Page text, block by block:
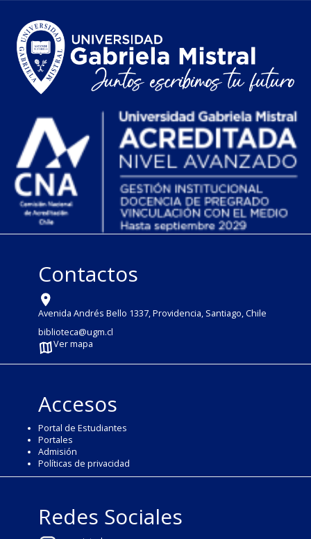
Contactos
Avenida Andrés Bello 1337, Providencia, Santiago, Chile
biblioteca@ugm.cl
Ver mapa
Accesos
Portal de Estudiantes
Portales
Admisión
Políticas de privacidad
Redes Sociales